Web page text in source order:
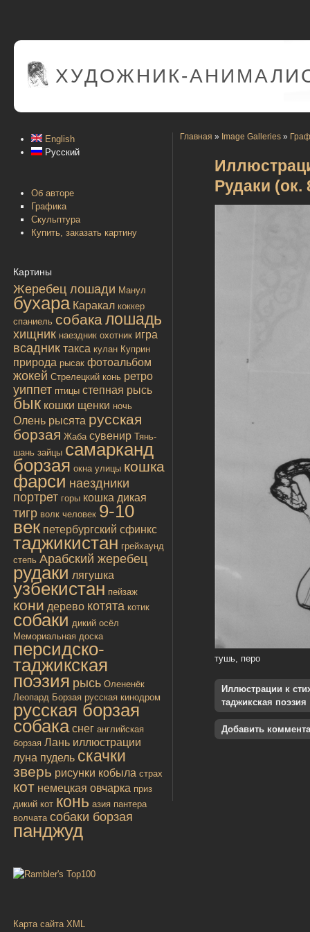
ХУДОЖНИК-
English
Русский
Об авторе
Графика
Скульптура
Купить, заказать картину
Картины
Жеребец лошади Манул
бухара Каракал коккер
спаниель собакалошадь
хищник наездник охотник игра
всадник такса кулан Куприн
природа рысак фотоальбом
жокей Стрелецкий конь ретро
уиппет птицы степная рысь
бык кошки щенки ночь
Олень рысята русская
борзая Жаба сувенир Тянь-
шань зайцы самарканд
борзая окна улицы кошка
фарси наездники
портрет горы кошка дикая
тигр волк человек 9-10
век петербургский сфинкс
таджикистан грейхаунд
степь Арабский жеребец
рудаки лягушка
узбекистан пейзаж
кони дерево котята котик
собаки дикий осёл
Мемориальная доска
персидско-
таджикская
поэзия рысь Олененёк
Леопард Борзая русская кинодром
русская борзая
собака снег английская
борзая Лань иллюстрации
луна пудель скачки
зверь рисунки кобыла страх
кот немецкая овчарка приз
дикий кот конь азия пантера
волчата собаки борзая
панджуд
Карта сайта XML
Главная » Image Galleries »
Рудаки (ок.
тушь, перо
Иллюстрации к
таджикская поэзия
Добавить